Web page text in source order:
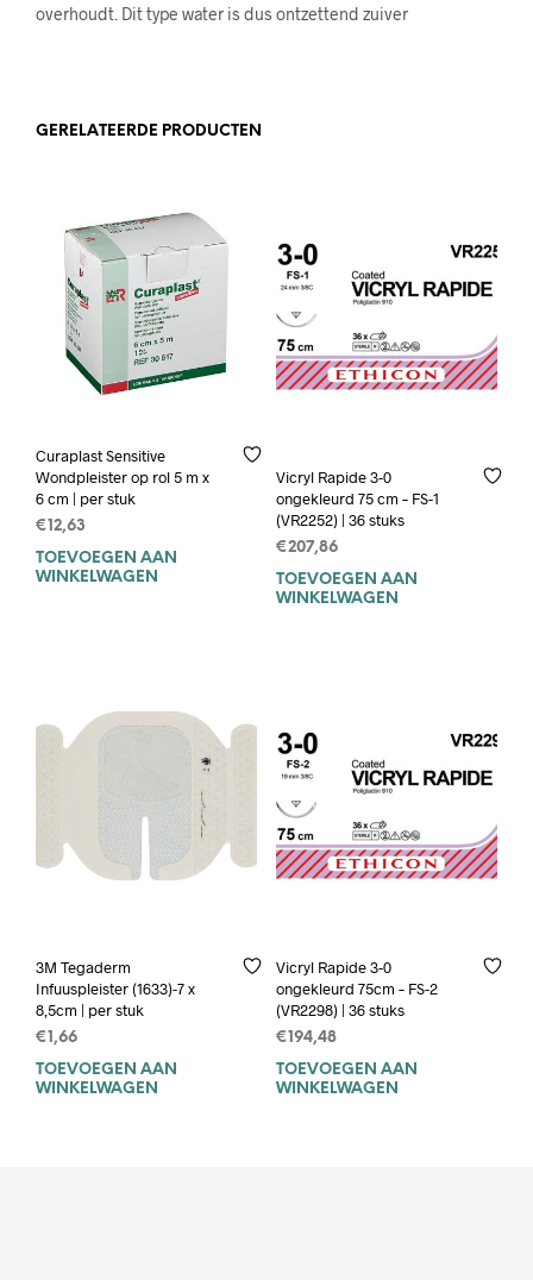
overhoudt. Dit type water is dus ontzettend zuiver
GERELATEERDE PRODUCTEN
Curaplast Sensitive
Wondpleister op rol 5 m x
6 cm | per stuk
€12,63
TOEVOEGEN AAN
WINKELWAGEN
Vicryl Rapide 3-0
ongekleurd 75 cm – FS-1
(VR2252) | 36 stuks
€207,86
TOEVOEGEN AAN
WINKELWAGEN
3M Tegaderm
Infuuspleister (1633)-7 x
8,5cm | per stuk
€1,66
TOEVOEGEN AAN
WINKELWAGEN
Vicryl Rapide 3-0
ongekleurd 75cm – FS-2
(VR2298) | 36 stuks
€194,48
TOEVOEGEN AAN
WINKELWAGEN